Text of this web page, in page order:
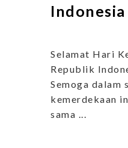
Selamat Hari
Republik
Semoga dalam
kemerdekaan
sama ...